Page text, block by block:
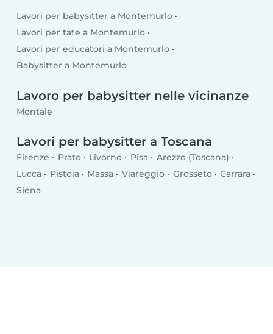
Lavori per babysitter a Montemurlo
Lavori per tate a Montemurlo
Lavori per educatori a Montemurlo
Babysitter a Montemurlo
Lavoro per babysitter nelle vicinanze
Montale
Lavori per babysitter a Toscana
Firenze Prato Livorno Pisa
Arezzo (Toscana)
Lucca
Pistoia Massa Viareggio Grosseto
Carrara
Siena